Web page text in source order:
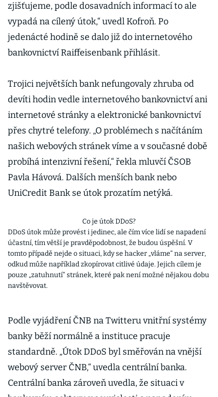
zjišťujeme, podle dosavadních informací to ale
vypadá na cílený útok,“ uvedl Kofroň. Po
jedenácté hodině se dalo již do internetového
bankovnictví Raiffeisenbank přihlásit.
Trojici největších bank nefungovaly zhruba od
devíti hodin vedle internetového bankovnictví ani
internetové stránky a elektronické bankovnictví
přes chytré telefony. „O problémech s načítáním
našich webových stránek víme a v současné době
probíhá intenzivní řešení,“ řekla mluvčí ČSOB
Pavla Hávová. Dalších menších bank nebo
UniCredit Bank se útok prozatím netýká.
Co je útok DDoS?
DDoS útok může provést i jedinec, ale čím více lidí se napadení
účastní, tím větší je pravděpodobnost, že budou úspěšní. V
tomto případě nejde o situaci, kdy se hacker „vláme“ na server,
odkud může například zkopírovat citlivé údaje. Jejich cílem je
pouze „zatuhnutí“ stránek, které pak není možné nějakou dobu
navštěvovat.
Podle vyjádření ČNB na Twitteru vnitřní systémy
banky běží normálně a instituce pracuje
standardně. „Útok DDoS byl směřován na vnější
webový server ČNB,“ uvedla centrální banka.
Centrální banka zároveň uvedla, že situaci v